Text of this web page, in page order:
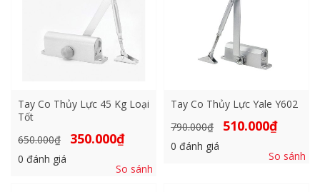
Tay Co Thủy Lực 45 Kg Loại
Tốt
650.000₫
Giá
gốc
350.000₫Giá
là:
0 đánh giá
So sánh
Tay Co Thủy Lực Yale Y602
790.000₫
Giá
gốc
510.000₫Giá
là:
0 đánh giá
So sánh